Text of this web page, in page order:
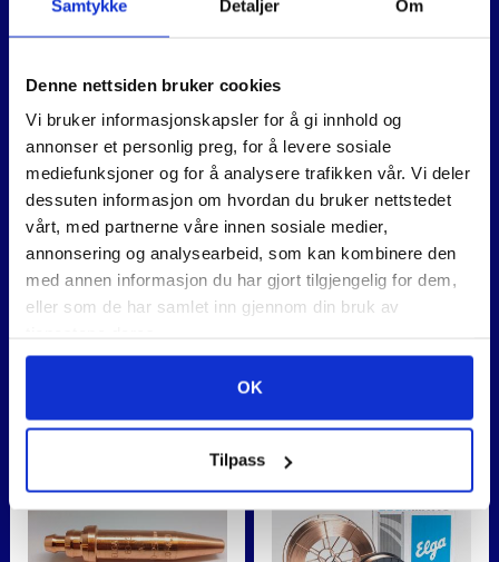
Samtykke Detaljer Om
Denne nettsiden bruker cookies
Vi bruker informasjonskapsler for å gi innhold og
annonser et personlig preg, for å levere sosiale
mediefunksjoner og for å analysere trafikken vår. Vi deler
dessuten informasjon om hvordan du bruker nettstedet
vårt, med partnerne våre innen sosiale medier,
annonsering og analysearbeid, som kan kombinere den
med annen informasjon du har gjort tilgjengelig for dem,
eller som de har samlet inn gjennom din bruk av
OK
Tilpass
CROMAMIG 316 LSI
0,8MM 5KG SPOLE
P45S 3,2×350 A 2,5KG